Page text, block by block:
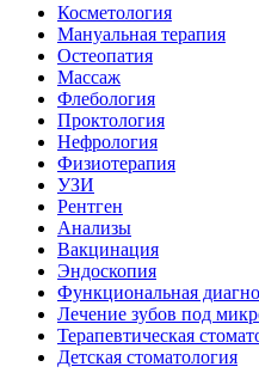
Косметология
Мануальная терапия
Остеопатия
Массаж
Флебология
Проктология
Нефрология
Физиотерапия
УЗИ
Рентген
Анализы
Вакцинация
Эндоскопия
Функциональная
Лечение зубов под
Терапевтическая
Детская стоматология